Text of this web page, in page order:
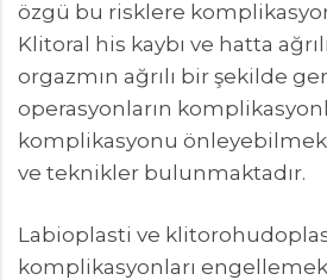
özgü bu risklere
Klitoral his kaybı ve hatta
orgazmın ağrılı bir şekilde
operasyonların
komplikasyonu
ve teknikler bulunmaktadır.
Labioplasti ve
komplikasyonları